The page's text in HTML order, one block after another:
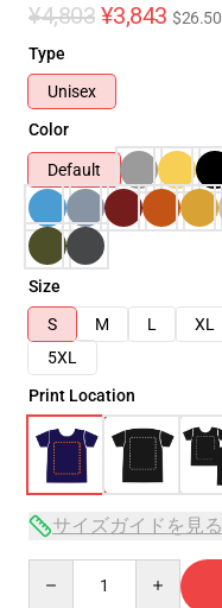
¥4,803 ¥3,843 $26.50
Type
Unisex
Color
Default
Size
S
M L XL
5XL
Print Location
サイズガイドを見る